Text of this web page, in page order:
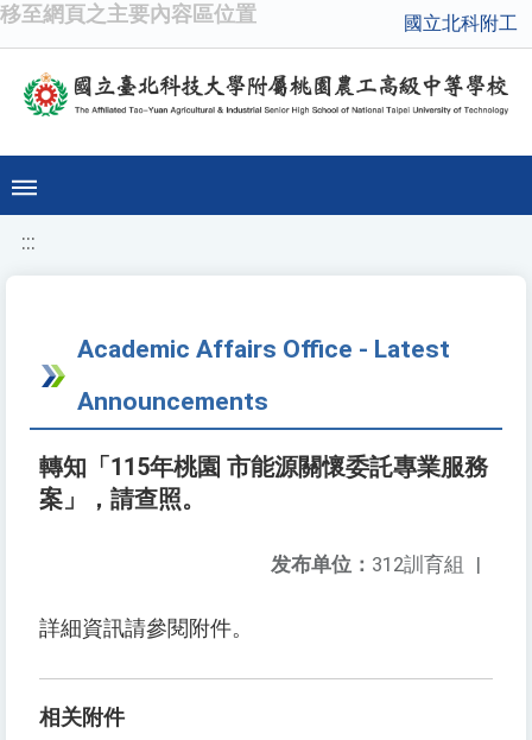
移至網頁之主要內容區位置 國立北科附工
:::
Academic Affairs Office - Latest
Announcements
轉知「115年桃園 市能源關懷委託專業服務
案」，請查照。
发布单位： 312訓育組 |
詳細資訊請參閱附件。
相关附件